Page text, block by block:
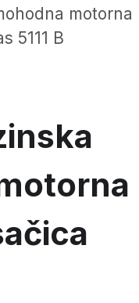
motorna
5111 B